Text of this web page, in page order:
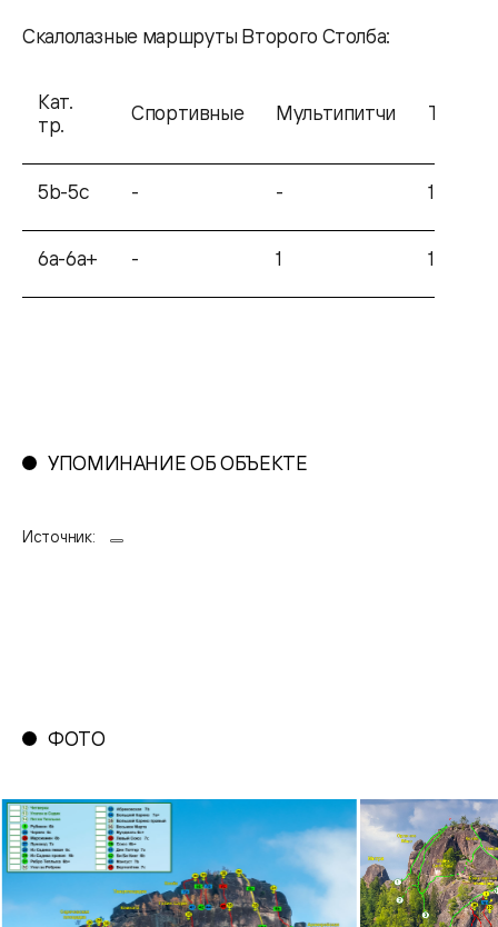
Скалолазные маршруты Второго Столба:
Кат.
тр.
Спортивные Мультипитчи
5b-5с - - 1
6а-6а+ - 1 1
7b-
УПОМИНАНИЕ ОБ ОБЪЕКТЕ
Источник:
ФОТО